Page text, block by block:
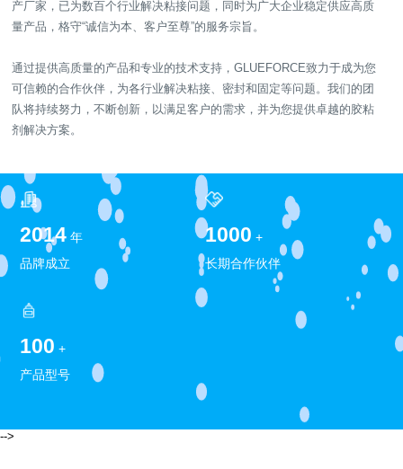
产厂家，已为数百个行业解决粘接问题，同时为广大企业稳定供应高质
量产品，格守“诚信为本、客户至尊”的服务宗旨。
通过提供高质量的产品和专业的技术支持，GLUEFORCE致力于成为您
可信赖的合作伙伴，为各行业解决粘接、密封和固定等问题。我们的团
队将持续努力，不断创新，以满足客户的需求，并为您提供卓越的胶粘
剂解决方案。
2014 年
品牌成立
1000 +
长期合作伙伴
100 +
产品型号
-->